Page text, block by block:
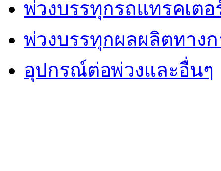
พ่วงบรรทุกรถแทรคเตอ
พ่วงบรรทุกผลผลิตทางก
อุปกรณ์ต่อพ่วงและอื่นๆ